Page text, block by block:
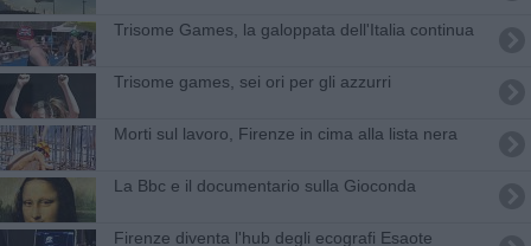
Trisome Games, la galoppata dell'Italia continua
Trisome games, sei ori per gli azzurri
Morti sul lavoro, Firenze in cima alla lista nera
La Bbc e il documentario sulla Gioconda
Firenze diventa l'hub degli ecografi Esaote